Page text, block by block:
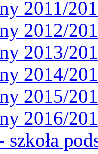
2011/
2012/
2013/
2014/
2015/
2016/
szkoła